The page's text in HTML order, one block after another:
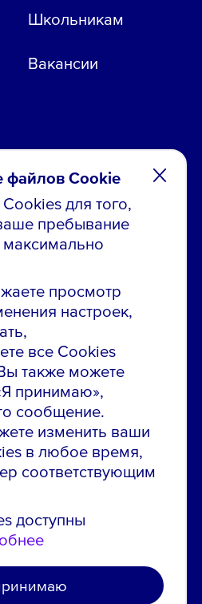
файлов Cookie
для того,
пребывание
просмотр
настроек,
все Cookies
также можете
принимаю»,
сообщение.
изменить ваши
в любое время,
соответствующим
доступны
по вакансиям?
Школьникам
Вакансии
сайте
никель»
сайта
г. Москва, 1-й
д. 15
файлов cookie
об использовании